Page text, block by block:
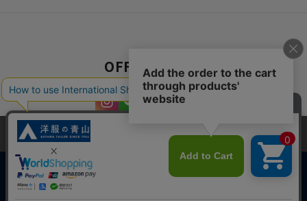
OFFICIAL SNS
当サイトでは、快適な閲覧体験とコンテンツ改善のためにCookieを使用
しています。閲覧を続けることで、Cookieの使用に同意したものとみな
します。詳細については